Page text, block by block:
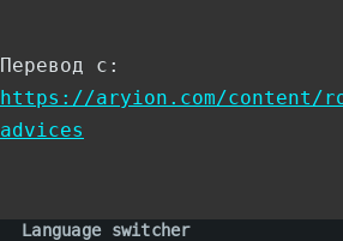
Перевод с:
https://aryion.com/content/
advices
Language switcher